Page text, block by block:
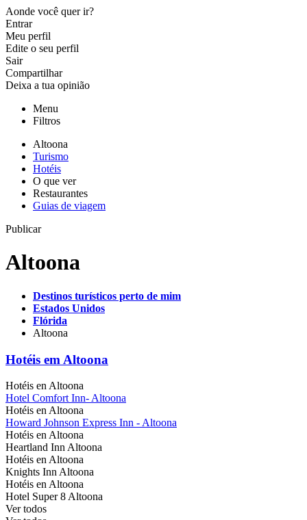
Aonde você quer ir?
Entrar
Meu perfil
Edite o seu perfil
Sair
Compartilhar
Deixa a tua opinião
Menu
Filtros
Altoona
Turismo
Hotéis
O que ver
Restaurantes
Guias de viagem
Publicar
Altoona
Destinos turísticos perto de mim
Estados Unidos
Flórida
Altoona
Hotéis em Altoona
Hotéis en Altoona
Hotel Comfort Inn- Altoona
Hotéis en Altoona
Howard Johnson Express Inn - Altoona
Hotéis en Altoona
Heartland Inn Altoona
Hotéis en Altoona
Knights Inn Altoona
Hotéis en Altoona
Hotel Super 8 Altoona
Ver todos